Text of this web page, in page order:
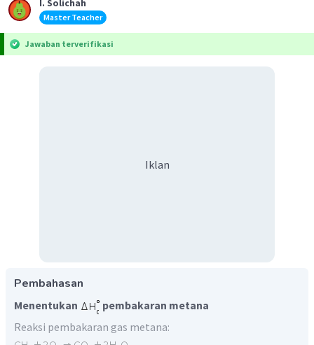
Master Teacher
Jawaban terverifikasi
Iklan
Pembahasan
Menentukan
pembakaran metana
Reaksi pembakaran gas metana: